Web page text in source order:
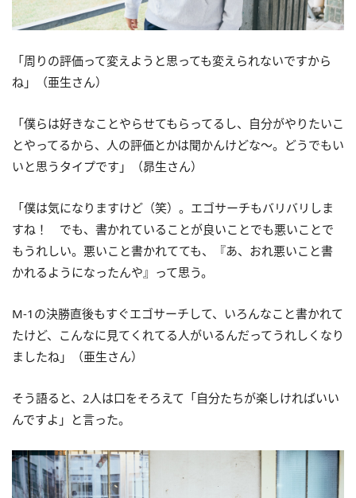
「周りの評価って変えようと思っても変えられないですから
ね」（亜生さん）
「僕らは好きなことやらせてもらってるし、自分がやりたいこ
とやってるから、人の評価とかは聞かんけどな〜。どうでもい
いと思うタイプです」（昴生さん）
「僕は気になりますけど（笑）。エゴサーチもバリバリしま
すね！ でも、書かれていることが良いことでも悪いことで
もうれしい。悪いこと書かれてても、『あ、おれ悪いこと書
かれるようになったんや』って思う。
M-1の決勝直後もすぐエゴサーチして、いろんなこと書かれて
たけど、こんなに見てくれてる人がいるんだってうれしくなり
ましたね」（亜生さん）
そう語ると、2人は口をそろえて「自分たちが楽しければいい
んですよ」と言った。